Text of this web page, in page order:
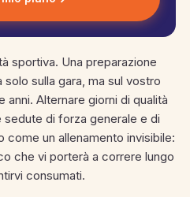
sportiva. Una preparazione
sulla gara, ma sul vostro
anni. Alternare giorni di qualità
di forza generale e di
come un allenamento invisibile:
che vi porterà a correre lungo
consumati.